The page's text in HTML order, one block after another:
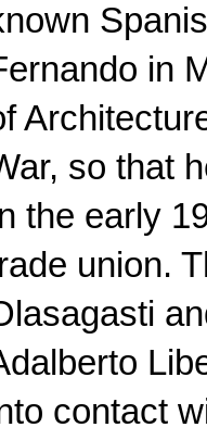
in
so that
the early
union.
contact